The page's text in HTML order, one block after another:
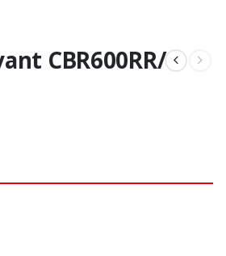
CBR600RR/